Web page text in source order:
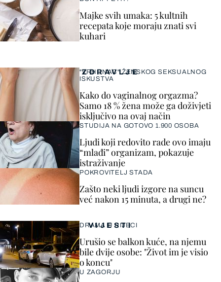
VIJESTI
DRAMA U RIJECI
Urušio se balkon kuće, na njemu
bile dvije osobe: "Život im je visio
o koncu"
U ZAGORJU
ZDRAVLJE
"VRHUNAC" ŽENSKOG SEKSUALNOG
ISKUSTVA
Kako do vaginalnog orgazma?
Samo 18 % žena može ga doživjeti
isključivo na ovaj način
STUDIJA NA GOTOVO 1.900 OSOBA
Ljudi koji redovito rade ovo imaju
“mlađi” organizam, pokazuje
istraživanje
POKROVITELJ STADA
Zašto neki ljudi izgore na suncu
već nakon 15 minuta, a drugi ne?
Majke svih umaka: 5 kultnih
recepata koje moraju znati svi
kuhari